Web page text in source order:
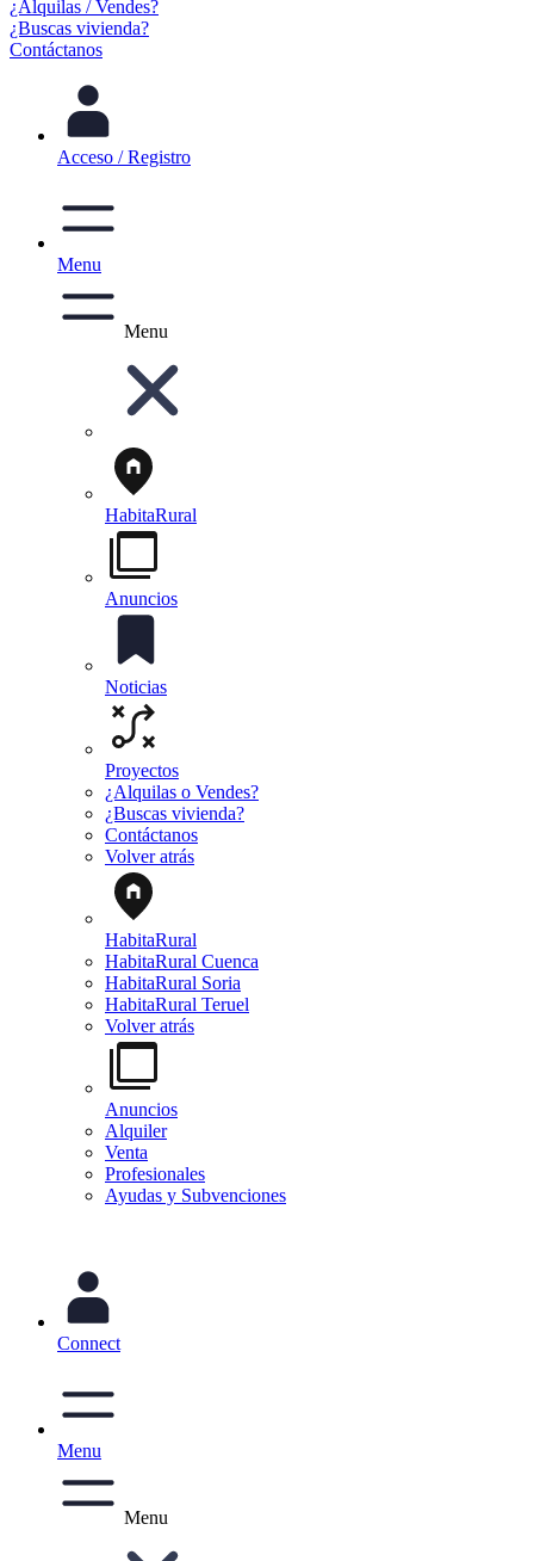
¿Alquilas / Vendes?
¿Buscas vivienda?
Contáctanos
Acceso / Registro
Menu
Menu
HabitaRural
Anuncios
Noticias
Proyectos
¿Alquilas o Vendes?
¿Buscas vivienda?
Contáctanos
Volver atrás
HabitaRural
HabitaRural Cuenca
HabitaRural Soria
HabitaRural Teruel
Volver atrás
Anuncios
Alquiler
Venta
Profesionales
Ayudas y Subvenciones
Connect
Menu
Menu